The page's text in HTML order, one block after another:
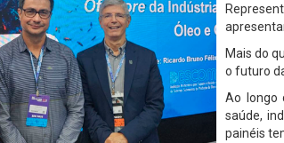
Mais do
o futuro
Ao longo
saúde,
painéis